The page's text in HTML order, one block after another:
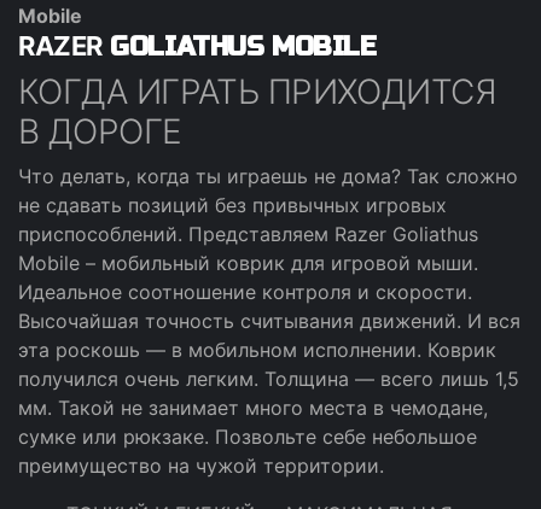
Mobile
RAZERGOLIATHUS MOBILE
КОГДА ИГРАТЬ ПРИХОДИТСЯ
В ДОРОГЕ
Что делать, когда ты играешь не дома? Так сложно
не сдавать позиций без привычных игровых
приспособлений. Представляем Razer Goliathus
Mobile – мобильный коврик для игровой мыши.
Идеальное соотношение контроля и скорости.
Высочайшая точность считывания движений. И вся
эта роскошь — в мобильном исполнении. Коврик
получился очень легким. Толщина — всего лишь 1,5
мм. Такой не занимает много места в чемодане,
сумке или рюкзаке. Позвольте себе небольшое
преимущество на чужой территории.